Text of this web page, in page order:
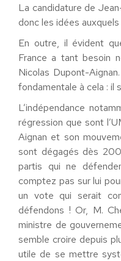
La candidature de
donc les idées
En outre, il évident
France a tant besoin
Nicolas Dupont-
fondamentale à cela : il
L’indépendance
régression que sont
Aignan et son
sont dégagés dès
partis qui ne
comptez pas sur lui
un vote qui serait
défendons ! Or, M.
ministre de
semble croire depuis
utile de se mettre